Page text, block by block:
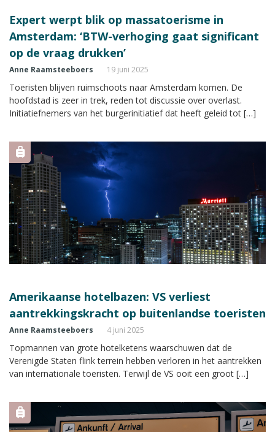
Expert werpt blik op massatoerisme in
Amsterdam: ‘BTW-verhoging gaat significant
op de vraag drukken’
Anne Raamsteeboers 19 juni 2025
Toeristen blijven ruimschoots naar Amsterdam komen. De
hoofdstad is zeer in trek, reden tot discussie over overlast.
Initiatiefnemers van het burgerinitiatief dat heeft geleid tot […]
Amerikaanse hotelbazen: VS verliest
aantrekkingskracht op buitenlandse toeristen
Anne Raamsteeboers 4 juni 2025
Topmannen van grote hotelketens waarschuwen dat de
Verenigde Staten flink terrein hebben verloren in het aantrekken
van internationale toeristen. Terwijl de VS ooit een groot […]